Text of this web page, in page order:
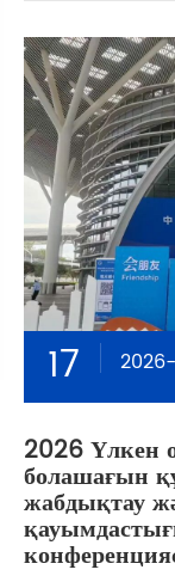
17
2026 Үлкен
болашағын
жабдықтау